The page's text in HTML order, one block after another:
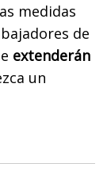
medidas
de
extenderán
un